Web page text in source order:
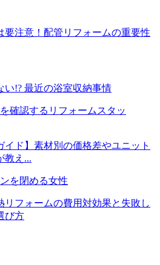
要注意！配管リフォームの重要性
い!? 最近の浴室収納事情
イド】素材別の価格差やユニット
教え...
リフォームの費用対効果と失敗し
び方